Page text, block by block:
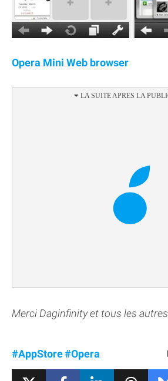
Opera Mini Web browser
Merci Daginfinity et tous les autres
#AppStore#Opera